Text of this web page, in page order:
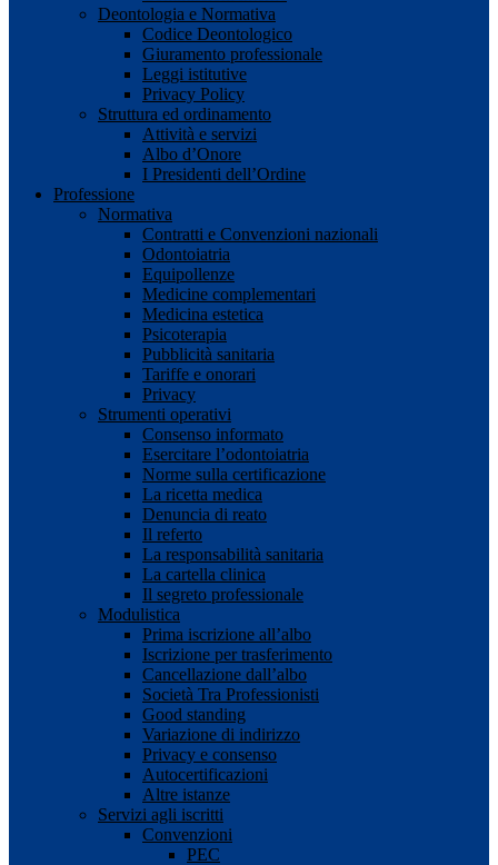
Deontologia e Normativa
Codice Deontologico
Giuramento professionale
Leggi istitutive
Privacy Policy
Struttura ed ordinamento
Attività e servizi
Albo d’Onore
I Presidenti dell’Ordine
Professione
Normativa
Contratti e Convenzioni nazionali
Odontoiatria
Equipollenze
Medicine complementari
Medicina estetica
Psicoterapia
Pubblicità sanitaria
Tariffe e onorari
Privacy
Strumenti operativi
Consenso informato
Esercitare l’odontoiatria
Norme sulla certificazione
La ricetta medica
Denuncia di reato
Il referto
La responsabilità sanitaria
La cartella clinica
Il segreto professionale
Modulistica
Prima iscrizione all’albo
Iscrizione per trasferimento
Cancellazione dall’albo
Società Tra Professionisti
Good standing
Variazione di indirizzo
Privacy e consenso
Autocertificazioni
Altre istanze
Servizi agli iscritti
Convenzioni
PEC